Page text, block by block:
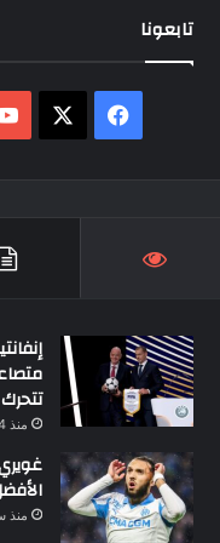
تابعونا
فيسبوك
منذ 24 ثانية
منذ